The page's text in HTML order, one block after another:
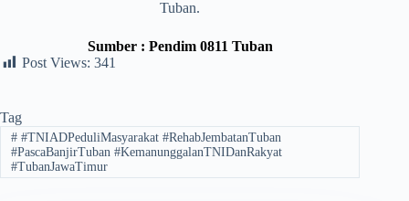
Tuban.
Sumber : Pendim 0811 Tuban
Post Views: 341
Tag
##TNIADPeduliMasyarakat #RehabJembatanTuban
#PascaBanjirTuban #KemanunggalanTNIDanRakyat
#TubanJawaTimur